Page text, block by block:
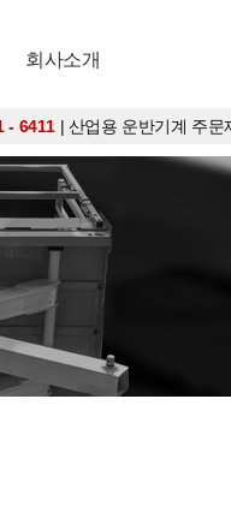
회사소개
- 6411 | 산업용 운반기계 주문